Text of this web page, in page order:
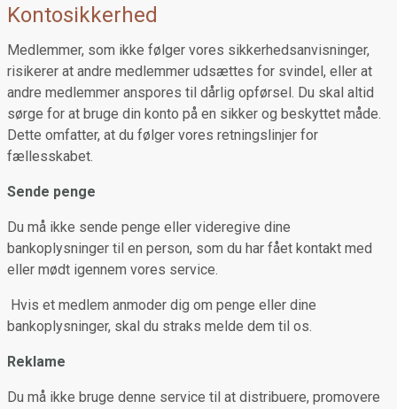
Kontosikkerhed
Medlemmer, som ikke følger vores sikkerhedsanvisninger,
risikerer at andre medlemmer udsættes for svindel, eller at
andre medlemmer anspores til dårlig opførsel. Du skal altid
sørge for at bruge din konto på en sikker og beskyttet måde.
Dette omfatter, at du følger vores retningslinjer for
fællesskabet.
Sende penge
Du må ikke sende penge eller videregive dine
bankoplysninger til en person, som du har fået kontakt med
eller mødt igennem vores service.
Hvis et medlem anmoder dig om penge eller dine
bankoplysninger, skal du straks melde dem til os.
Reklame
Du må ikke bruge denne service til at distribuere, promovere